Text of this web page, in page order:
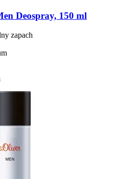
Deospray, 150 ml
zapach